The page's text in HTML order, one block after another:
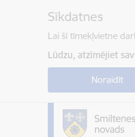
Sīkdatnes
Lai šī tīmekļvietne
Lūdzu, atzīmējiet
Noraidīt